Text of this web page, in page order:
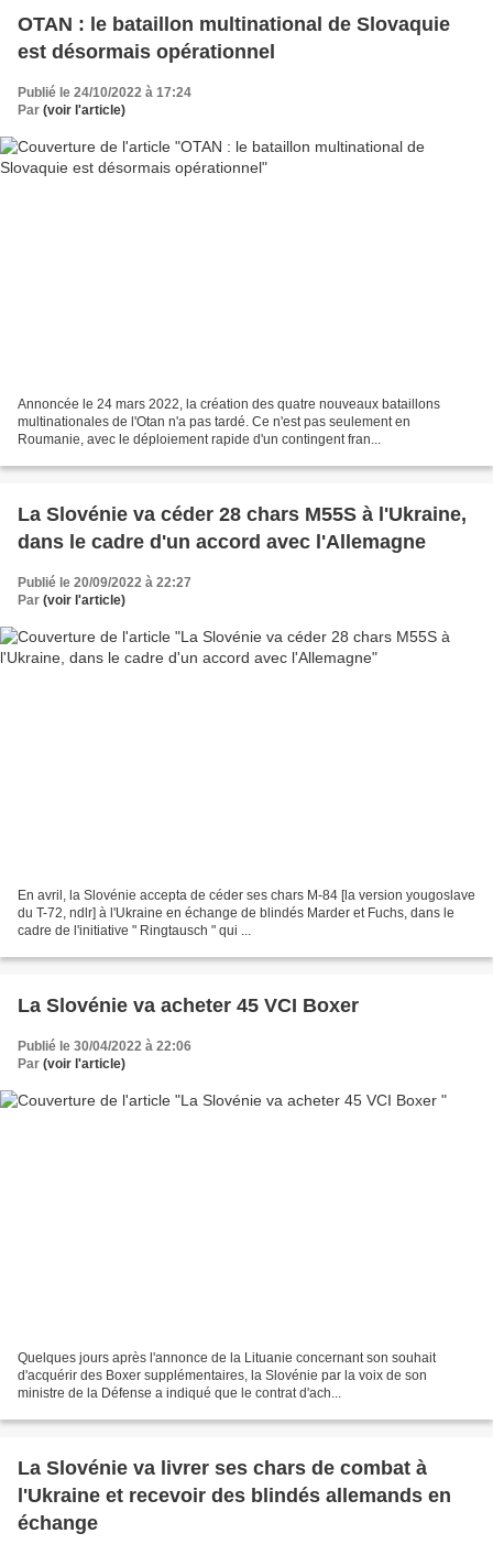
OTAN : le bataillon multinational de Slovaquie
est désormais opérationnel
Publié le 24/10/2022 à 17:24
Par (voir l'article)
Annoncée le 24 mars 2022, la création des quatre nouveaux bataillons
multinationales de l'Otan n'a pas tardé. Ce n'est pas seulement en
Roumanie, avec le déploiement rapide d'un contingent fran...
La Slovénie va céder 28 chars M55S à l'Ukraine,
dans le cadre d'un accord avec l'Allemagne
Publié le 20/09/2022 à 22:27
Par (voir l'article)
En avril, la Slovénie accepta de céder ses chars M-84 [la version yougoslave
du T-72, ndlr] à l'Ukraine en échange de blindés Marder et Fuchs, dans le
cadre de l'initiative " Ringtausch " qui ...
La Slovénie va acheter 45 VCI Boxer
Publié le 30/04/2022 à 22:06
Par (voir l'article)
Quelques jours après l'annonce de la Lituanie concernant son souhait
d'acquérir des Boxer supplémentaires, la Slovénie par la voix de son
ministre de la Défense a indiqué que le contrat d'ach...
La Slovénie va livrer ses chars de combat à
l'Ukraine et recevoir des blindés allemands en
échange